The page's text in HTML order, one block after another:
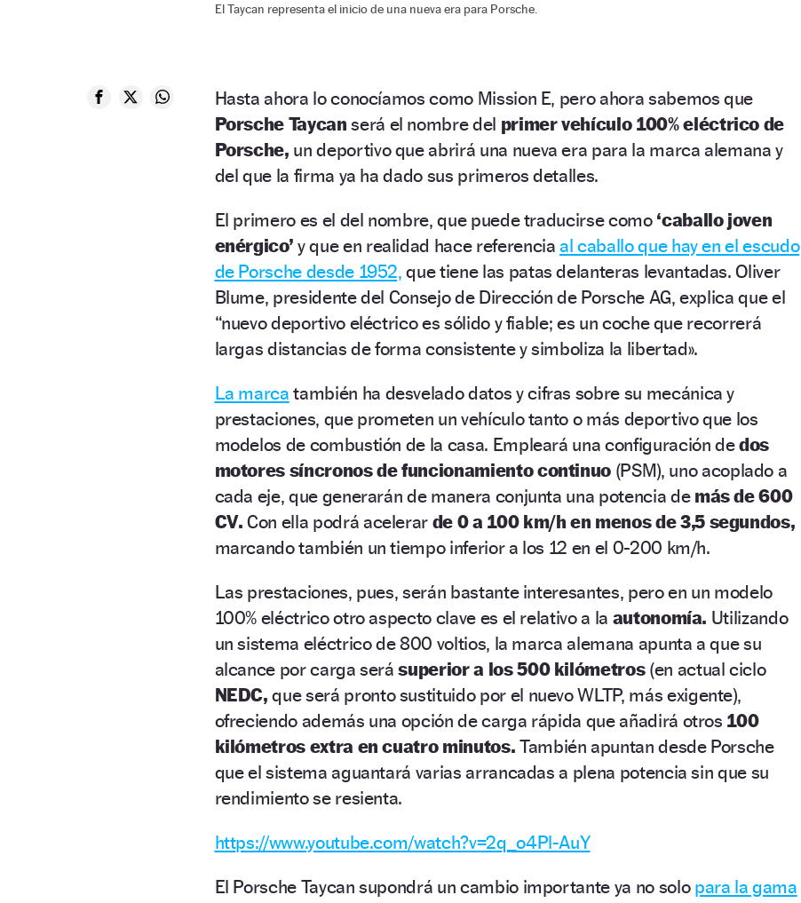
El Taycan representa el inicio de una nueva era para Porsche.
Hasta ahora lo conocíamos como Mission E, pero ahora sabemos que
Porsche Taycan será el nombre del primer vehículo 100% eléctrico de
Porsche, un deportivo que abrirá una nueva era para la marca alemana y
del que la firma ya ha dado sus primeros detalles.
El primero es el del nombre, que puede traducirse como ‘caballo joven
enérgico’ y que en realidad hace referenciaal caballo que hay en el escudo
de Porsche desde 1952, que tiene las patas delanteras levantadas. Oliver
Blume, presidente del Consejo de Dirección de Porsche AG, explica que el
“nuevo deportivo eléctrico es sólido y fiable; es un coche que recorrerá
largas distancias de forma consistente y simboliza la libertad».
La marca también ha desvelado datos y cifras sobre su mecánica y
prestaciones, que prometen un vehículo tanto o más deportivo que los
modelos de combustión de la casa. Empleará una configuración dedos
motores síncronos de funcionamiento continuo (PSM), uno acoplado a
cada eje, que generarán de manera conjunta una potencia de más de 600
CV. Con ella podrá acelerar de 0 a 100 km/h en menos de 3,5 segundos,
marcando también un tiempo inferior a los 12 en el 0-200 km/h.
Las prestaciones, pues, serán bastante interesantes, pero en un modelo
100% eléctrico otro aspecto clave es el relativo a la autonomía. Utilizando
un sistema eléctrico de 800 voltios, la marca alemana apunta a que su
alcance por carga serásuperior a los 500 kilómetros (en actual ciclo
NEDC,que será pronto sustituido por el nuevo WLTP, más exigente),
ofreciendo además una opción de carga rápida que añadirá otros 100
kilómetros extra en cuatro minutos. También apuntan desde Porsche
que el sistema aguantará varias arrancadas a plena potencia sin que su
rendimiento se resienta.
https://www.youtube.com/watch?v=2q_o4Pl-AuY
El Porsche Taycan supondrá un cambio importante ya no solo para la gama